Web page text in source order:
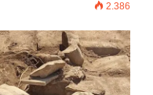
2.386